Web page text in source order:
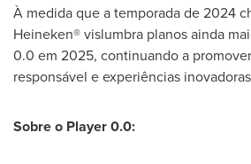
À medida que a temporada de 2024
Heineken® vislumbra planos ainda
0.0 em 2025, continuando a
responsável e experiências
Sobre o Player 0.0: